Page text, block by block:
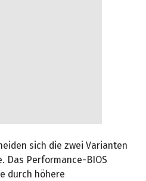
sich die zwei Varianten
Das Performance-BIOS
durch höhere